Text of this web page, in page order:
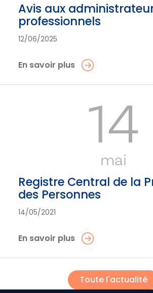
Avis aux
professionnels
12/06/2025
En savoir plus
14
mai
Registre Central de la
des Personnes
14/05/2021
En savoir plus
Toute l'actualité